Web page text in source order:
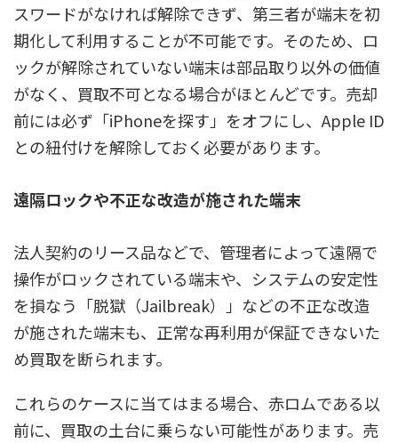
スワードがなければ解除できず、第三者が端末を初
期化して利用することが不可能です。そのため、ロ
ックが解除されていない端末は部品取り以外の価値
がなく、買取不可となる場合がほとんどです。売却
前には必ず「iPhoneを探す」をオフにし、Apple ID
との紐付けを解除しておく必要があります。
遠隔ロックや不正な改造が施された端末
法人契約のリース品などで、管理者によって遠隔で
操作がロックされている端末や、システムの安定性
を損なう「脱獄（Jailbreak）」などの不正な改造
が施された端末も、正常な再利用が保証できないた
め買取を断られます。
これらのケースに当てはまる場合、赤ロムである以
前に、買取の土台に乗らない可能性があります。売